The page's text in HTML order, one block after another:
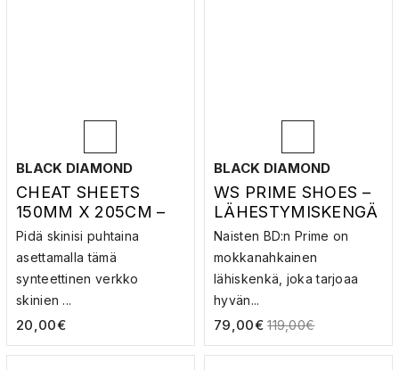
BLACK DIAMOND
CHEAT SHEETS
150MM X 205CM –
VÄLIVERKOT
Pidä skinisi puhtaina
asettamalla tämä
synteettinen verkko
skinien ...
20,00€
BLACK DIAMOND
WS PRIME SHOES –
LÄHESTYMISKENGÄ
T
Naisten BD:n Prime on
mokkanahkainen
lähiskenkä, joka tarjoaa
hyvän...
79,00€ 119,00€